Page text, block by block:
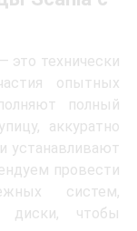
это технически
опытных
полный
аккуратно
устанавливают
провести
систем,
диски, чтобы